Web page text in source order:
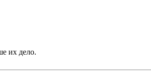
их дело.